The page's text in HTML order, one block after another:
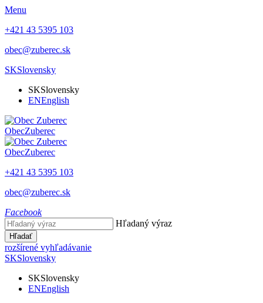
Menu
+421 43 5395 103
obec@zuberec.sk
SKSlovensky
SKSlovensky
ENEnglish
ObecZuberec
ObecZuberec
+421 43 5395 103
obec@zuberec.sk
Facebook
Hľadaný výraz
Hľadať
rozšírené vyhľadávanie
SKSlovensky
SKSlovensky
ENEnglish